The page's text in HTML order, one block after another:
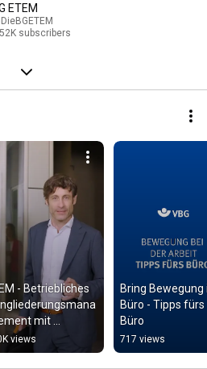
ETEM
subscribers
- Betriebliches
mit
der
views
Bring Bewegung
Büro - Tipps fürs
Büro
717 views